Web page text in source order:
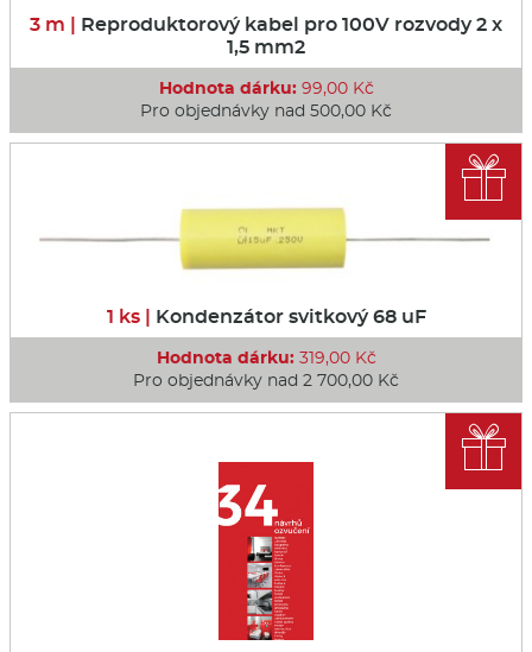
3 m | Reproduktorový kabel pro 100V rozvody 2 x
1,5 mm2
Hodnota dárku:99,00 Kč
Pro objednávky nad 500,00 Kč
1 ks | Kondenzátor svitkový 68 uF
Hodnota dárku:319,00 Kč
Pro objednávky nad 2 700,00 Kč

